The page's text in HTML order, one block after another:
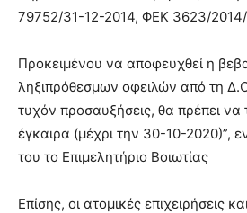
79752/31-12-2014, ΦΕΚ 3623/2014/
Προκειμένου να αποφευχθεί η
ληξιπρόθεσμων οφειλών από τη
τυχόν προσαυξήσεις, θα πρέπει να
έγκαιρα (μέχρι την 30-10-2020)”,
του το Επιμελητήριο Βοιωτίας
Επίσης, οι ατομικές επιχειρήσεις